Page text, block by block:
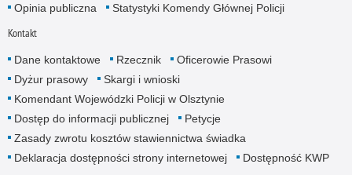
Opinia publiczna
Statystyki Komendy Głównej Policji
Kontakt
Dane kontaktowe Rzecznik
Oficerowie Prasowi
Dyżur prasowy
Skargi i wnioski
Komendant Wojewódzki Policji w Olsztynie
Dostęp do informacji publicznej
Petycje
Zasady zwrotu kosztów stawiennictwa świadka
Deklaracja dostępności strony internetowej
Dostępność KWP